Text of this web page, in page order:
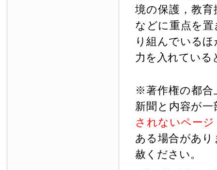
境の保護，教
などに重点を
り組んでいる
力を入れている
※著作権の都合
新聞と内容が
されないペー
ある場合があ
赦ください。